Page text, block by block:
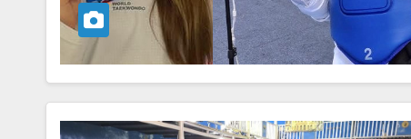
SEGURIDAD
En aumento la